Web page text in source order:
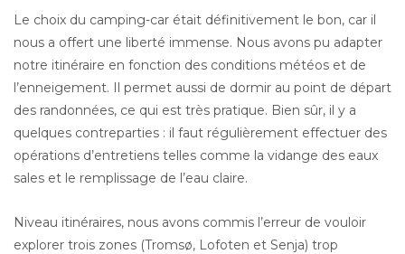
Le choix du camping-car était définitivement le bon, car il
nous a offert une liberté immense. Nous avons pu adapter
notre itinéraire en fonction des conditions météos et de
l’enneigement. Il permet aussi de dormir au point de départ
des randonnées, ce qui est très pratique. Bien sûr, il y a
quelques contreparties : il faut régulièrement effectuer des
opérations d’entretiens telles comme la vidange des eaux
sales et le remplissage de l’eau claire.
Niveau itinéraires, nous avons commis l’erreur de vouloir
explorer trois zones (Tromsø, Lofoten et Senja) trop